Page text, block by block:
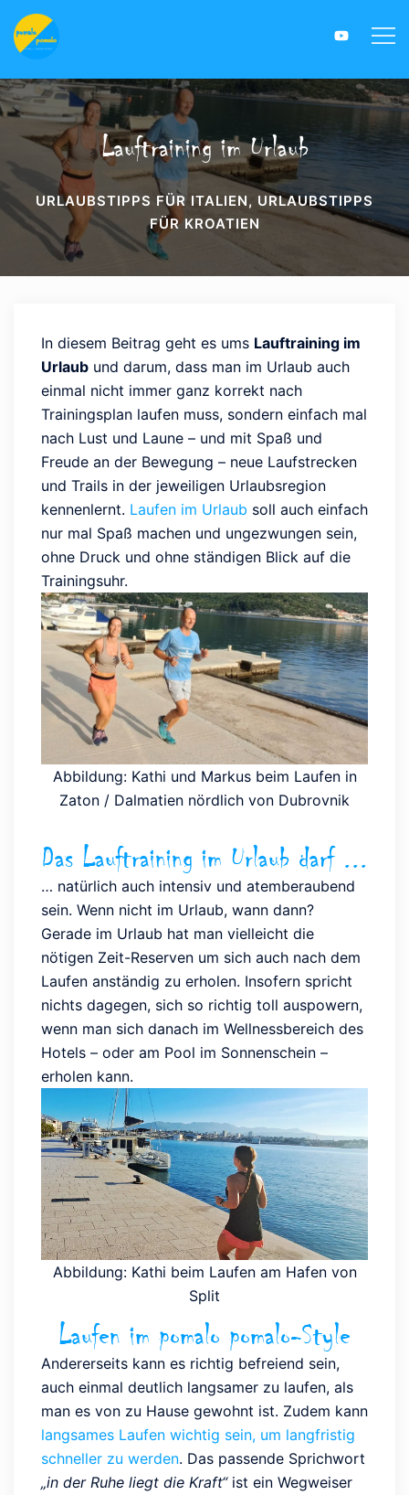
Lauftraining im Urlaub
URLAUBSTIPPS FÜR ITALIEN, URLAUBSTIPPS
FÜR KROATIEN
In diesem Beitrag geht es ums Lauftraining im
Urlaub und darum, dass man im Urlaub auch
einmal nicht immer ganz korrekt nach
Trainingsplan laufen muss, sondern einfach mal
nach Lust und Laune – und mit Spaß und
Freude an der Bewegung – neue Laufstrecken
und Trails in der jeweiligen Urlaubsregion
kennenlernt. Laufen im Urlaub soll auch einfach
nur mal Spaß machen und ungezwungen sein,
ohne Druck und ohne ständigen Blick auf die
Trainingsuhr.
Abbildung: Kathi und Markus beim Laufen in
Zaton / Dalmatien nördlich von Dubrovnik
Das Lauftraining im Urlaub darf ...
… natürlich auch intensiv und atemberaubend
sein. Wenn nicht im Urlaub, wann dann?
Gerade im Urlaub hat man vielleicht die
nötigen Zeit-Reserven um sich auch nach dem
Laufen anständig zu erholen. Insofern spricht
nichts dagegen, sich so richtig toll auspowern,
wenn man sich danach im Wellnessbereich des
Hotels – oder am Pool im Sonnenschein –
erholen kann.
Abbildung: Kathi beim Laufen am Hafen von
Split
Laufen im pomalo pomalo-Style
Andererseits kann es richtig befreiend sein,
auch einmal deutlich langsamer zu laufen, als
man es von zu Hause gewohnt ist. Zudem kann
langsames Laufen wichtig sein, um langfristig
schneller zu werden. Das passende Sprichwort
„in der Ruhe liegt die Kraft“ist ein Wegweiser